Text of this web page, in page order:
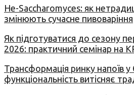
Не-Saccharomyces: як
змінюють сучасне пивоваріння
Як підготуватися до сезону
2026: практичний семінар на
Трансформація ринку напоїв у
функціональність витісняє